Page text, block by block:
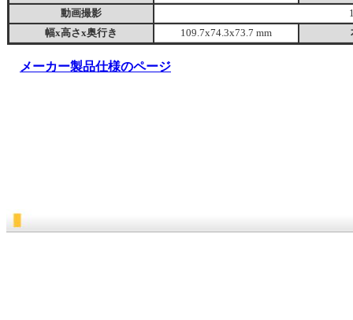
動画撮影
幅x高さx奥行き
109.7x74.3x73.7 mm
メーカー製品仕様のページ